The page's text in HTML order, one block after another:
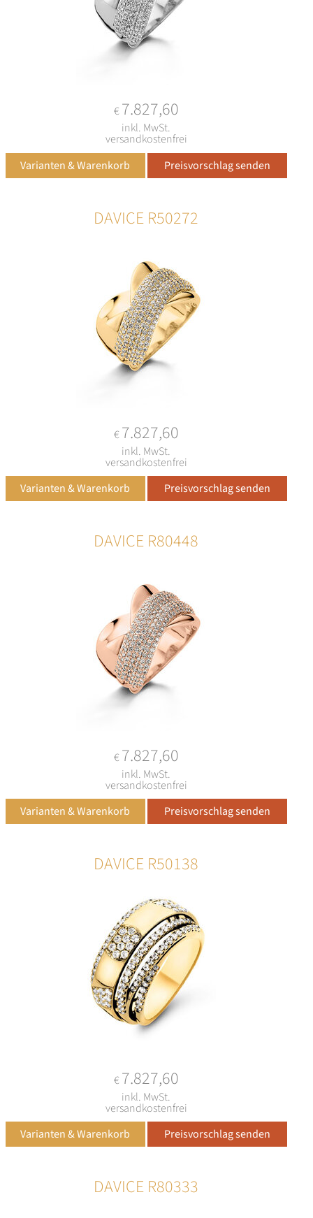
€7.827,60
inkl. MwSt.
versandkostenfrei
DAVICE R50272
€7.827,60
inkl. MwSt.
versandkostenfrei
DAVICE R80448
€7.827,60
inkl. MwSt.
versandkostenfrei
DAVICE R50138
€7.827,60
inkl. MwSt.
versandkostenfrei
DAVICE R80333